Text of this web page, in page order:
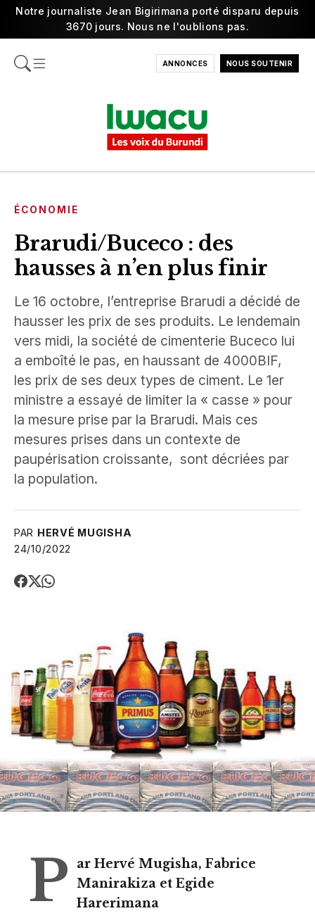
Notre journaliste Jean Bigirimana porté disparu depuis
3670 jours. Nous ne l'oublions pas.
ANNONCES NOUS SOUTENIR
ÉCONOMIE
Brarudi/Buceco : des
hausses à n’en plus finir
Le 16 octobre, l’entreprise Brarudi a décidé de
hausser les prix de ses produits. Le lendemain
vers midi, la société de cimenterie Buceco lui
a emboîté le pas, en haussant de 4000BIF,
les prix de ses deux types de ciment. Le 1er
ministre a essayé de limiter la « casse » pour
la mesure prise par la Brarudi. Mais ces
mesures prises dans un contexte de
paupérisation croissante, sont décriées par
la population.
PAR HERVÉ MUGISHA
24/10/2022
P
ar Hervé Mugisha, Fabrice
Manirakiza et Egide
Harerimana